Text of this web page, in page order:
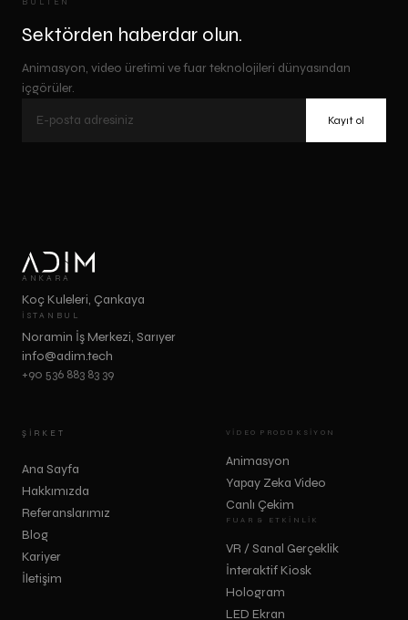
BÜLTEN
Sektörden haberdar olun.
Animasyon, video üretimi ve fuar teknolojileri dünyasından
içgörüler.
Kayıt ol
ANKARA
Koç Kuleleri, Çankaya
İSTANBUL
Noramin İş Merkezi, Sarıyer
info@adim.tech
+90 536 883 83 39
ŞIRKET
Ana Sayfa
Hakkımızda
Referanslarımız
Blog
Kariyer
İletişim
VIDEO PRODÜKSIYON
Animasyon
Yapay Zeka Video
Canlı Çekim
FUAR & ETKINLIK
VR / Sanal Gerçeklik
İnteraktif Kiosk
Hologram
LED Ekran